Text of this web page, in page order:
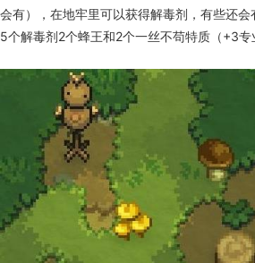
会有），在地牢里可以获得解毒剂，有些还
5个解毒剂2个蜂王和2个一丝不苟特质（+3